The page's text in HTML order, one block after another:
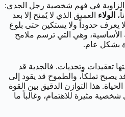
في فهم شخصية رجل الجدي:
الولاء العميق الذي لا يُمنح إلا بعد
يعرف حدوداً ولا يستكين حتى بلوغ
وهي التي ترسم ملامح
بشكل عام.
تعقيدات وتحديات. فالجدية قد
يصبح تملكاً، والطموح قد يقود إلى
هذا التوازن الدقيق بين القوة
مثيرة للاهتمام، وغالباً ما